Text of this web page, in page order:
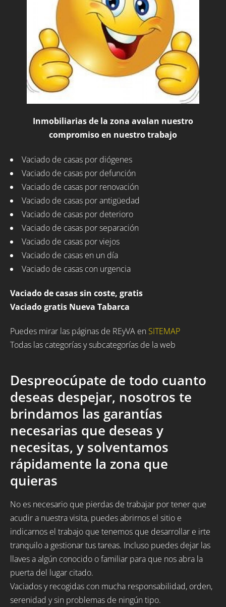
Inmobiliarias de la zona avalan nuestro
compromiso en nuestro trabajo
Vaciado de casas por diógenes
Vaciado de casas por defunción
Vaciado de casas por renovación
Vaciado de casas por antigüedad
Vaciado de casas por deterioro
Vaciado de casas por separación
Vaciado de casas por viejos
Vaciado de casas en un día
Vaciado de casas con urgencia
Vaciado de casas sin coste, gratis
Vaciado gratis Nueva Tabarca
Puedes mirar las páginas de REyVA en SITEMAP
Todas las categorías y subcategorías de la web
Despreocúpate de todo cuanto
deseas despejar, nosotros te
brindamos las garantías
necesarias que deseas y
necesitas, y solventamos
rápidamente la zona que
quieras
No es necesario que pierdas de trabajar por tener que
acudir a nuestra visita, puedes abrirnos el sitio e
indicarnos el trabajo que tenemos que desarrollar e irte
tranquilo a gestionar tus tareas. Incluso puedes dejar las
llaves a algún conocido o familiar para que nos abra la
puerta del lugar citado.
Vaciados y recogidas con mucha responsabilidad, orden,
serenidad y sin problemas de ningún tipo.